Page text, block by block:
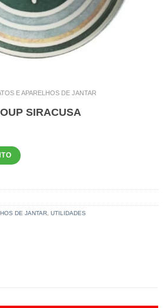
E APARELHOS DE JANTAR
SIRACUSA
DE JANTAR, UTILIDADES